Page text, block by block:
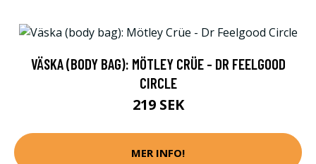
VÄSKA (BODY BAG): MÖTLEY CRÜE - DR FEELGOOD
CIRCLE
219 SEK
MER INFO!